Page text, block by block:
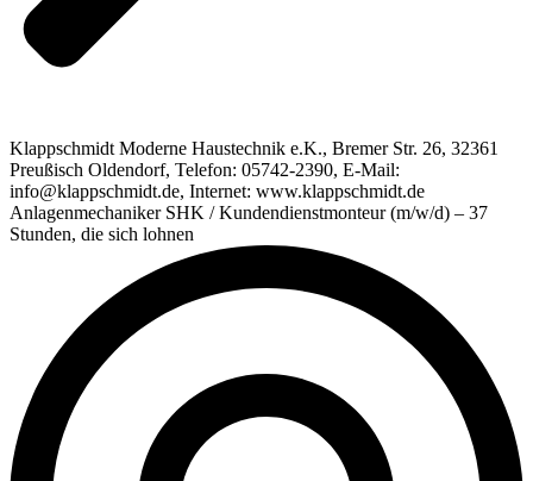
Klappschmidt Moderne Haustechnik e.K., Bremer Str. 26, 32361
Preußisch Oldendorf, Telefon: 05742-2390, E-Mail:
info@klappschmidt.de, Internet: www.klappschmidt.de
Anlagenmechaniker SHK / Kundendienstmonteur (m/w/d) – 37
Stunden, die sich lohnen